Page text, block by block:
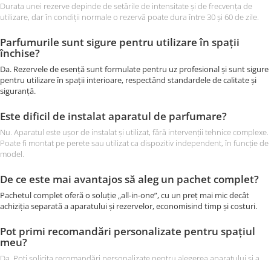
Durata unei rezerve depinde de setările de intensitate și de frecvența de
utilizare, dar în condiții normale o rezervă poate dura între 30 și 60 de zile.
Parfumurile sunt sigure pentru utilizare în spații
închise?
Da. Rezervele de esență sunt formulate pentru uz profesional și sunt sigure
pentru utilizare în spații interioare, respectând standardele de calitate și
siguranță.
Este dificil de instalat aparatul de parfumare?
Nu. Aparatul este ușor de instalat și utilizat, fără intervenții tehnice complexe.
Poate fi montat pe perete sau utilizat ca dispozitiv independent, în funcție de
model.
De ce este mai avantajos să aleg un pachet complet?
Pachetul complet oferă o soluție „all-in-one”, cu un preț mai mic decât
achiziția separată a aparatului și rezervelor, economisind timp și costuri.
Pot primi recomandări personalizate pentru spațiul
meu?